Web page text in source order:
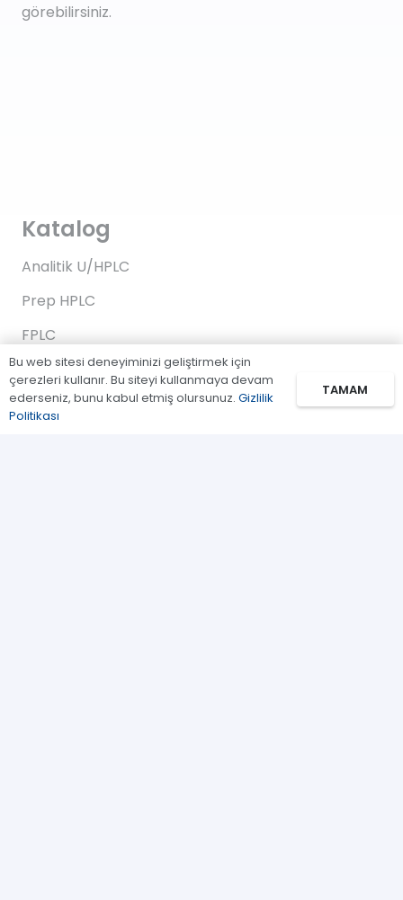
görebilirsiniz.
Katalog
Analitik U/HPLC
Prep HPLC
FPLC
Gaz Kromatografi
Standartlar/Reaktifler
Bu web sitesi deneyiminizi geliştirmek için
çerezleri kullanır. Bu siteyi kullanmaya devam
ederseniz, bunu kabul etmiş olursunuz. Gizlilik
Politikası
TAMAM